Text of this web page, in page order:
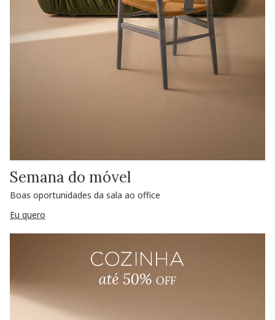
Semana do móvel
Boas oportunidades da sala ao office
Eu quero